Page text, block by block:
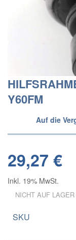
Y60FM
Auf die
29,27 €
Inkl. 19% MwSt.
NICHT AUF LAGER
SKU